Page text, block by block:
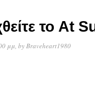
το At
μμ, byBraveheart1980